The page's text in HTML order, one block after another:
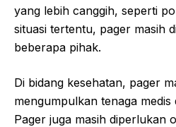
yang lebih canggih, seperti
situasi tertentu, pager masih
beberapa pihak.
Di bidang kesehatan, pager
mengumpulkan tenaga medis
Pager juga masih diperlukan